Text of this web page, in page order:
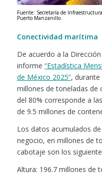
Fuente: Secretaría de
Puerto Manzanillo.
Conectividad marítima
De acuerdo a la
informe “Estadística
de México 2025”, durante
millones de toneladas de
del 80% corresponde a
de 9.5 millones de
Los datos acumulados
negocio, en millones de
cabotaje son los
Altura: 196.7 millones de